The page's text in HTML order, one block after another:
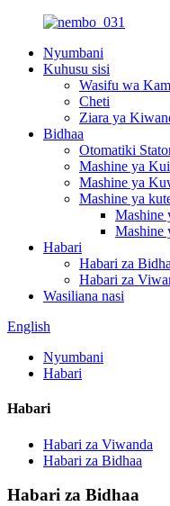
Nyumbani
Kuhusu sisi
Wasifu wa
Cheti
Ziara ya
Bidhaa
Otomatiki
Mashine ya
Mashine ya
Mashine ya
Mashine
Mashine
Habari
Habari za
Habari za
Wasiliana nasi
English
Nyumbani
Habari
Habari
Habari za Viwanda
Habari za Bidhaa
Habari za Bidhaa